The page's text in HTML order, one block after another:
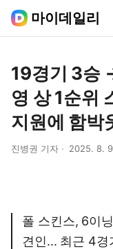
마이데일리
19경기 3승
영 상 1순위
지원에 함박
진병권 기자 2025. 8.
폴 스킨스, 6이
견인... 최근 4경